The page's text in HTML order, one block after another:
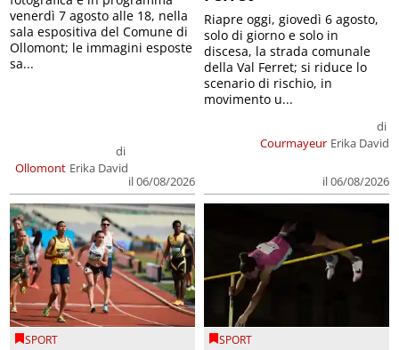
Ollomont
di
Erika David
il 06/08/2026
venerdì 7 agosto alle 18, nella
sala espositiva del Comune di
Ollomont; le immagini esposte
sa...
Courmayeur
di
Erika David
il 06/08/2026
Riapre oggi, giovedì 6 agosto,
solo di giorno e solo in
discesa, la strada comunale
della Val Ferret; si riduce lo
scenario di rischio, in
movimento u...
SPORT SPORT